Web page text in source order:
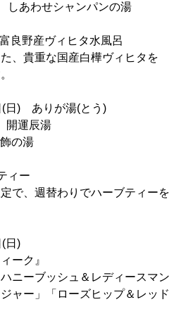
あわせシャンパンの湯
良野産ヴィヒタ水風呂
、貴重な国産白樺ヴィヒタを
(日) ありが湯(とう)
開運辰湯
の湯
ィー
で、週替わりでハーブティーを
日)
ーク』
ニーブッシュ＆レディースマン
ャー」「ローズヒップ＆レッド